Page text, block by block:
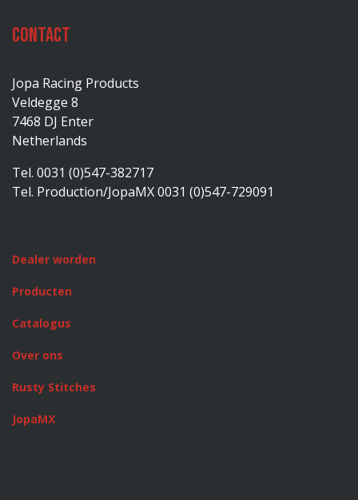
Contact
Jopa Racing Products
Veldegge 8
7468 DJ Enter
Netherlands
Tel. 0031 (0)547-382717
Tel. Production/JopaMX 0031 (0)547-729091
Dealer worden
Producten
Catalogus
Over ons
Rusty Stitches
JopaMX